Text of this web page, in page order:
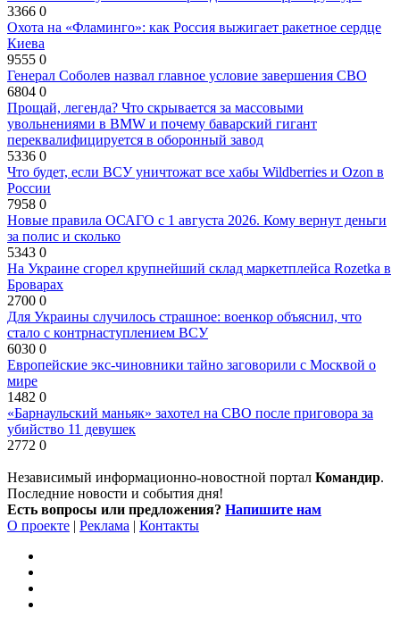
3366 0
Охота на «Фламинго»: как Россия выжигает ракетное сердце
Киева
9555 0
Генерал Соболев назвал главное условие завершения СВО
6804 0
Прощай, легенда? Что скрывается за массовыми
увольнениями в BMW и почему баварский гигант
переквалифицируется в оборонный завод
5336 0
Что будет, если ВСУ уничтожат все хабы Wildberries и Ozon в
России
7958 0
Новые правила ОСАГО с 1 августа 2026. Кому вернут деньги
за полис и сколько
5343 0
На Украине сгорел крупнейший склад маркетплейса Rozetka в
Броварах
2700 0
Для Украины случилось страшное: военкор объяснил, что
стало с контрнаступлением ВСУ
6030 0
Европейские экс-чиновники тайно заговорили с Москвой о
мире
1482 0
«Барнаульский маньяк» захотел на СВО после приговора за
убийство 11 девушек
2772 0
Независимый информационно-новостной портал Командир.
Последние новости и события дня!
Есть вопросы или предложения? Напишите нам
О проекте | Реклама | Контакты